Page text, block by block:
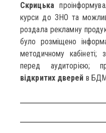
Скрицька
курси до ЗНО та
роздала рекламну
було розміщено
методичному
перед аудиторією;
відкритих дверей в